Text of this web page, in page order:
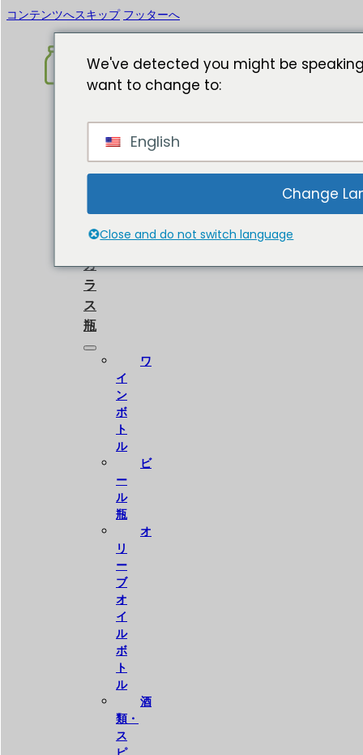
コンテンツへスキップ フッターへ
ホ
ム
い
て
ガ
ラ
ス
瓶
ワ
イ
ン
ボ
ト
ル
ビ
ー
ル
瓶
オ
リ
ー
ブ
オ
イ
ル
ボ
ト
ル
酒
類・
ス
We've detected you might be
want to change to:
English
Change
Close and do not switch language